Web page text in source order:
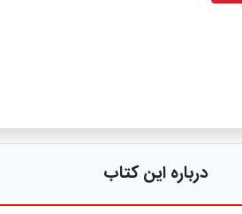
درباره این کتاب